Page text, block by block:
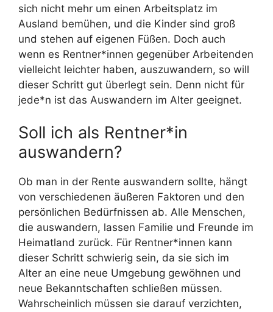
sich nicht mehr um einen Arbeitsplatz im
Ausland bemühen, und die Kinder sind groß
und stehen auf eigenen Füßen. Doch auch
wenn es Rentner*innen gegenüber Arbeitenden
vielleicht leichter haben, auszuwandern, so will
dieser Schritt gut überlegt sein. Denn nicht für
jede*n ist das Auswandern im Alter geeignet.
Soll ich als Rentner*in
auswandern?
Ob man in der Rente auswandern sollte, hängt
von verschiedenen äußeren Faktoren und den
persönlichen Bedürfnissen ab. Alle Menschen,
die auswandern, lassen Familie und Freunde im
Heimatland zurück. Für Rentner*innen kann
dieser Schritt schwierig sein, da sie sich im
Alter an eine neue Umgebung gewöhnen und
neue Bekanntschaften schließen müssen.
Wahrscheinlich müssen sie darauf verzichten,